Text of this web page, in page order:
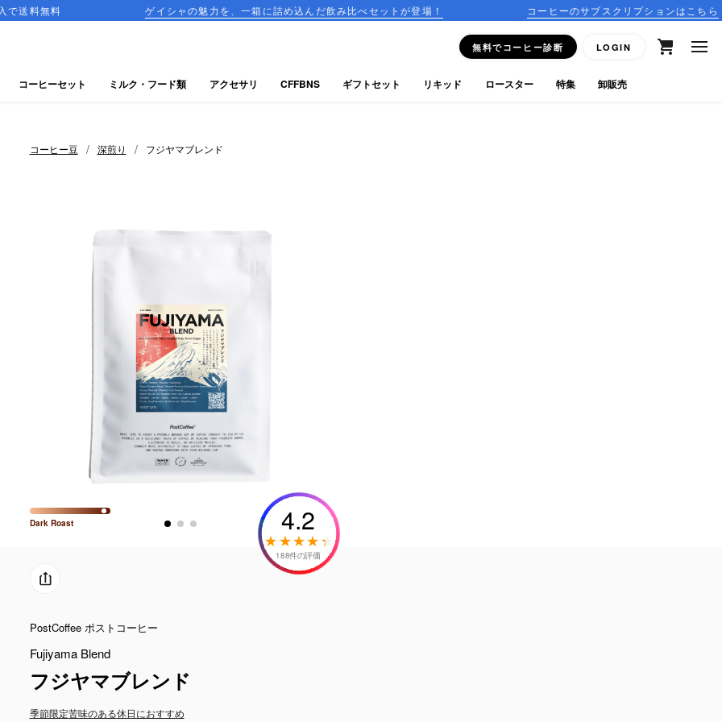
ゲイシャの魅力を、一箱に詰め込んだ飲み比べセットが登場！ コーヒーのサブスクリプションはこちら
無料でコーヒー診断 LOGIN
コーヒー豆 / 深煎り / フジヤマブレンド
DarkRoast 4.2
188件の評価
PostCoffee ポストコーヒー
Fujiyama Blend
フジヤマブレンド
季節限定苦味のある休日におすすめ
コーヒーセット ミルク・フード類 アクセサリ CFFBNS ギフトセット リキッド ロースター 特集 卸販売